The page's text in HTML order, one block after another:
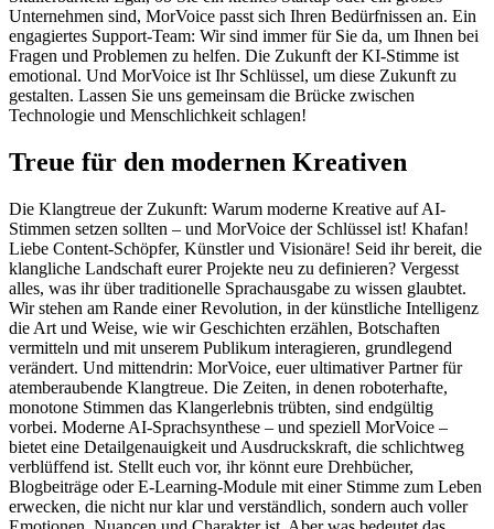
Unternehmen sind, MorVoice passt sich Ihren Bedürfnissen an. Ein
engagiertes Support-Team: Wir sind immer für Sie da, um Ihnen bei
Fragen und Problemen zu helfen. Die Zukunft der KI-Stimme ist
emotional. Und MorVoice ist Ihr Schlüssel, um diese Zukunft zu
gestalten. Lassen Sie uns gemeinsam die Brücke zwischen
Technologie und Menschlichkeit schlagen!
Treue für den modernen Kreativen
Die Klangtreue der Zukunft: Warum moderne Kreative auf AI-
Stimmen setzen sollten – und MorVoice der Schlüssel ist! Khafan!
Liebe Content-Schöpfer, Künstler und Visionäre! Seid ihr bereit, die
klangliche Landschaft eurer Projekte neu zu definieren? Vergesst
alles, was ihr über traditionelle Sprachausgabe zu wissen glaubtet.
Wir stehen am Rande einer Revolution, in der künstliche Intelligenz
die Art und Weise, wie wir Geschichten erzählen, Botschaften
vermitteln und mit unserem Publikum interagieren, grundlegend
verändert. Und mittendrin: MorVoice, euer ultimativer Partner für
atemberaubende Klangtreue. Die Zeiten, in denen roboterhafte,
monotone Stimmen das Klangerlebnis trübten, sind endgültig
vorbei. Moderne AI-Sprachsynthese – und speziell MorVoice –
bietet eine Detailgenauigkeit und Ausdruckskraft, die schlichtweg
verblüffend ist. Stellt euch vor, ihr könnt eure Drehbücher,
Blogbeiträge oder E-Learning-Module mit einer Stimme zum Leben
erwecken, die nicht nur klar und verständlich, sondern auch voller